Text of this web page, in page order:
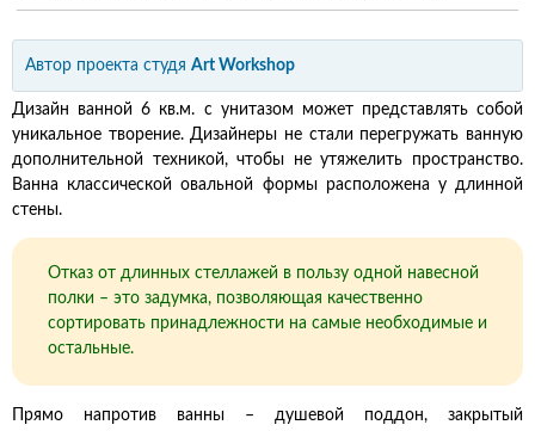
Автор проекта студя Art Workshop
Дизайн ванной 6 кв.м. с унитазом может представлять собой
уникальное творение. Дизайнеры не стали перегружать ванную
дополнительной техникой, чтобы не утяжелить пространство.
Ванна классической овальной формы расположена у длинной
стены.
Отказ от длинных стеллажей в пользу одной навесной
полки – это задумка, позволяющая качественно
сортировать принадлежности на самые необходимые и
остальные.
Прямо напротив ванны – душевой поддон, закрытый